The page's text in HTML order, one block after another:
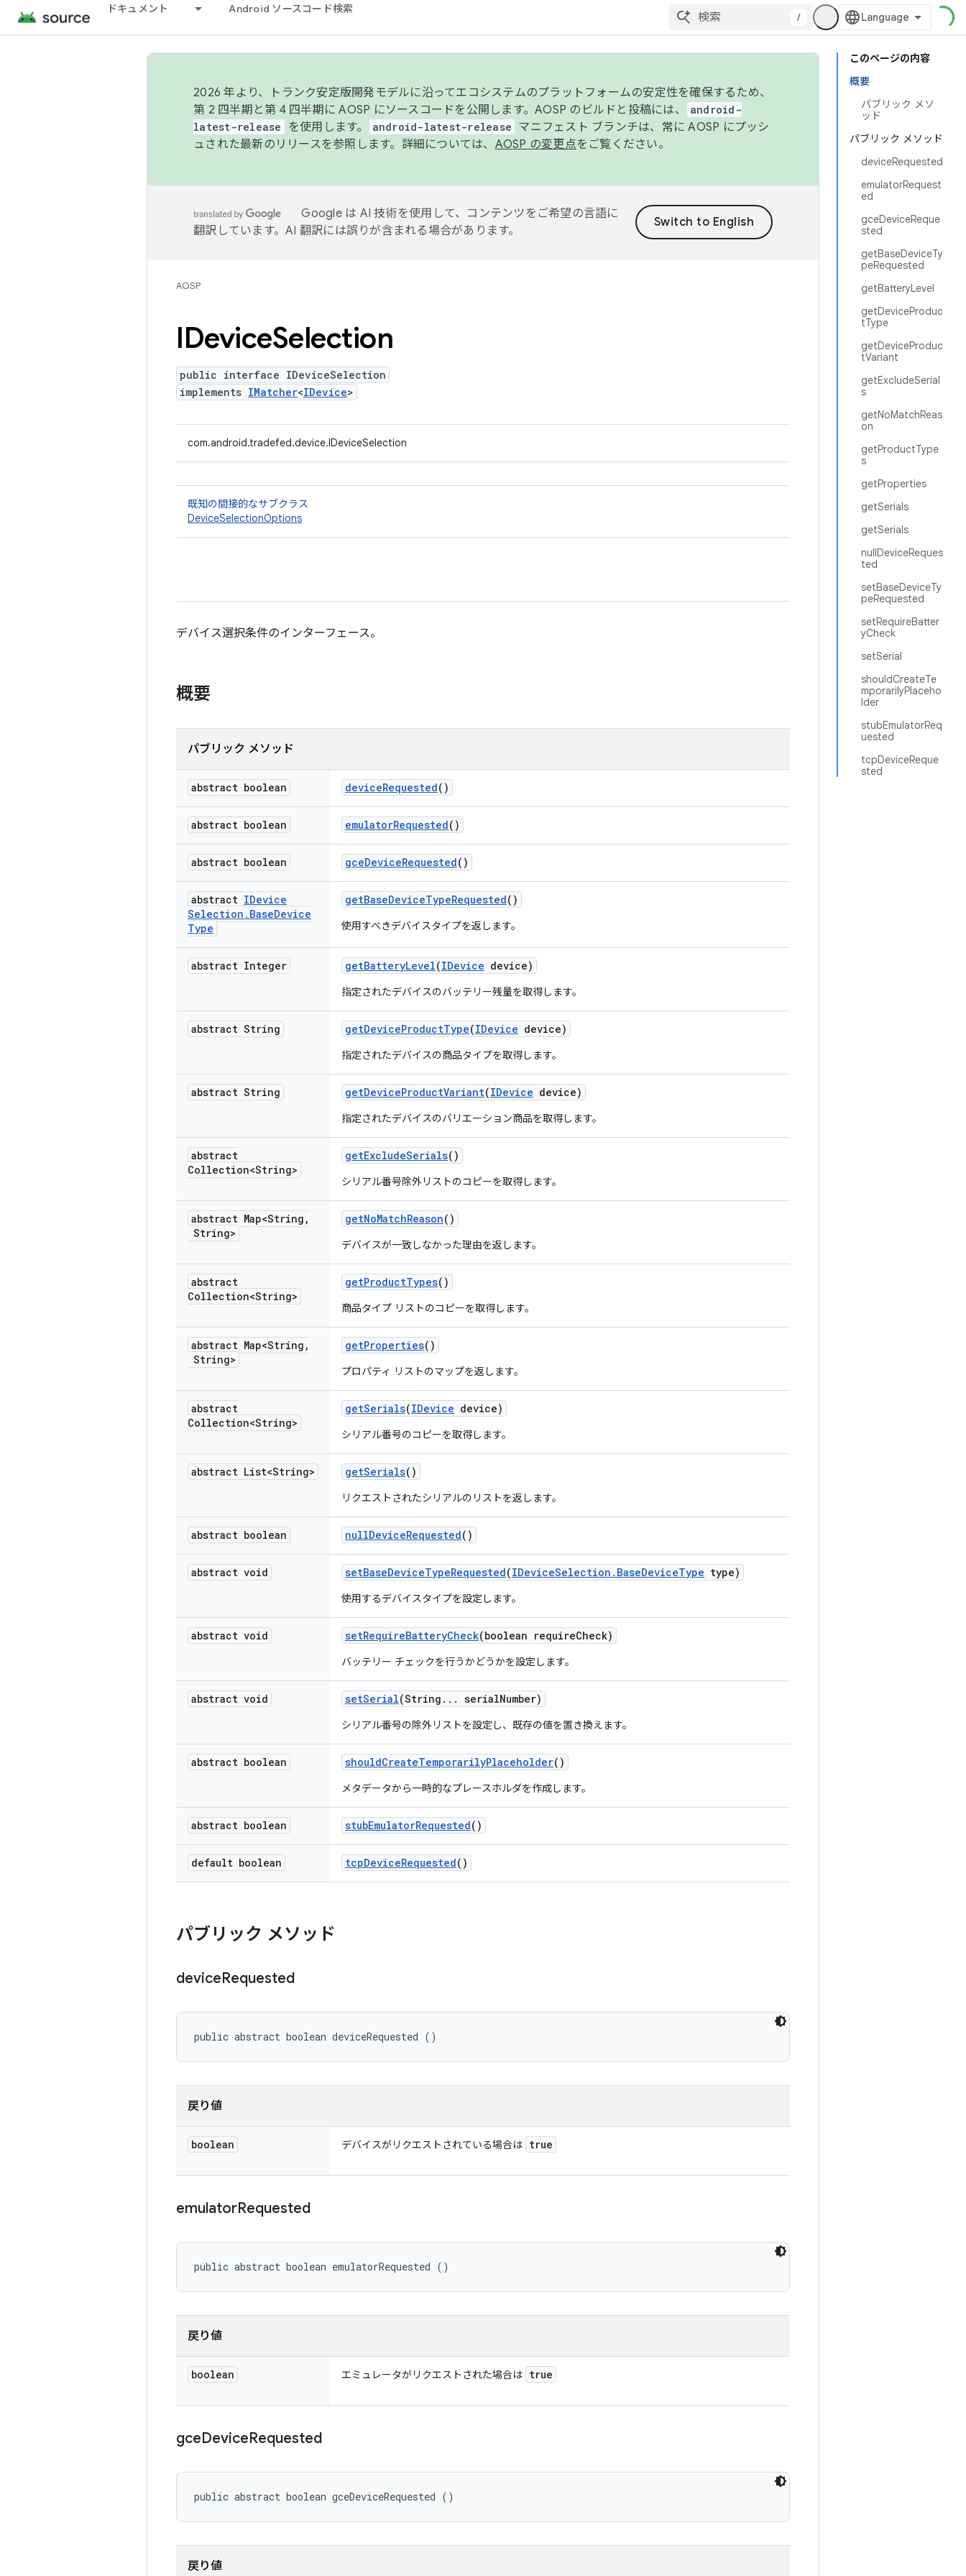
ドキュメント Android ソースコード検索
/
このページの内容
概要
パブリック メソ
ッド
パブリック メソッド
deviceRequested
emulatorRequest
ed
gceDeviceReque
sted
getBaseDeviceTy
peRequested
getBatteryLevel
getDeviceProduc
tType
getDeviceProduc
tVariant
getExcludeSerial
s
getNoMatchReas
on
getProductType
s
getProperties
getSerials
getSerials
nullDeviceReques
ted
setBaseDeviceTy
peRequested
setRequireBatter
yCheck
setSerial
shouldCreateTe
mporarilyPlaceho
lder
stubEmulatorReq
uested
tcpDeviceReque
sted
2026 年より、トランク安定版開発モデルに沿ってエコシステムのプラットフォームの安定性を確保するため、
第 2 四半期と第 4 四半期に AOSP にソースコードを公開します。AOSP のビルドと投稿には、
android-
latest-release
を使用します。 android-latest-release マニフェスト ブランチは、常に AOSP にプッシ
ュされた最新のリリースを参照します。詳細については、 AOSP の変更点をご覧ください。
Google は AI 技術を使用して、コンテンツをご希望の言語に
翻訳しています。AI 翻訳には誤りが含まれる場合があります。
AOSP
IDeviceSelection
public interface IDeviceSelection
implements IMatcher<IDevice>
com.android.tradefed.device.IDeviceSelection
既知の間接的なサブクラス
DeviceSelectionOptions
デバイス選択条件のインターフェース。
概要
パブリック メソッド
abstract boolean deviceRequested()
abstract boolean emulatorRequested()
abstract boolean gceDeviceRequested()
abstract IDevice
Selection . BaseDevice
Type
getBaseDeviceTypeRequested()
使用すべきデバイスタイプを返します。
abstract Integer getBatteryLevel(IDevice device)
指定されたデバイスのバッテリー残量を取得します。
abstract String getDeviceProductType(IDevice device)
指定されたデバイスの商品タイプを取得します。
abstract String getDeviceProductVariant(IDevice device)
指定されたデバイスのバリエーション商品を取得します。
abstract
Collection<String>
getExcludeSerials()
シリアル番号除外リストのコピーを取得します。
abstract Map<String ,
String>
getNoMatchReason()
デバイスが一致しなかった理由を返します。
abstract
Collection<String>
getProductTypes()
商品タイプ リストのコピーを取得します。
abstract Map<String ,
String>
getProperties()
プロパティ リストのマップを返します。
abstract
Collection<String>
getSerials(IDevice device)
シリアル番号のコピーを取得します。
abstract List<String> getSerials()
リクエストされたシリアルのリストを返します。
abstract boolean nullDeviceRequested()
abstract void setBaseDeviceTypeRequested(IDeviceSelection . BaseDeviceType type)
使用するデバイスタイプを設定します。
abstract void setRequireBatteryCheck(boolean requireCheck)
バッテリー チェックを行うかどうかを設定します。
abstract void setSerial(String . . . serialNumber)
シリアル番号の除外リストを設定し、既存の値を置き換えます。
abstract boolean shouldCreateTemporarilyPlaceholder()
メタデータから一時的なプレースホルダを作成します。
abstract boolean stubEmulatorRequested()
default boolean tcpDeviceRequested()
パブリック メソッド
deviceRequested
public abstract boolean deviceRequested ()
戻り値
boolean デバイスがリクエストされている場合は true
emulatorRequested
public abstract boolean emulatorRequested ()
戻り値
boolean エミュレータがリクエストされた場合は true
gceDeviceRequested
public abstract boolean gceDeviceRequested ()
戻り値